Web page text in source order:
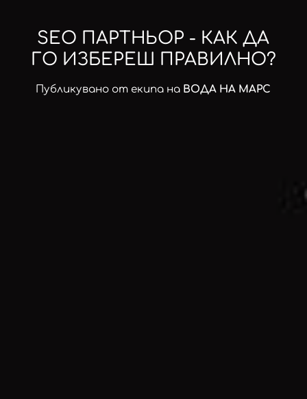
SEO ПАРТНЬОР - КАК ДА
ГО ИЗБЕРЕШ ПРАВИЛНО?
Публикувано от екипа на ВОДА НА МАРС